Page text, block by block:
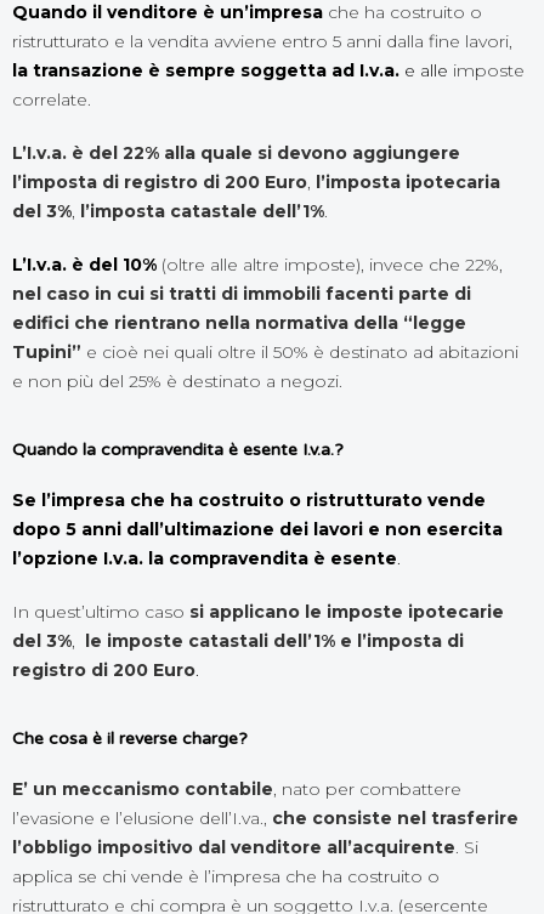
Quando il venditore è un’impresa che ha costruito o
ristrutturato e la vendita avviene entro 5 anni dalla fine lavori,
la transazione è sempre soggetta ad I.v.a. e alle imposte
correlate.
L’I.v.a. è del 22% alla quale si devono aggiungere
l’imposta di registro di 200 Euro, l’imposta ipotecaria
del 3%, l’imposta catastale dell’1%.
L’I.v.a. è del 10% (oltre alle altre imposte), invece che 22%,
nel caso in cui si tratti di immobili facenti parte di
edifici che rientrano nella normativa della “legge
Tupini” e cioè nei quali oltre il 50% è destinato ad abitazioni
e non più del 25% è destinato a negozi.
Quando la compravendita è esente I.v.a.?
Se l’impresa che ha costruito o ristrutturato vende
dopo 5 anni dall’ultimazione dei lavori e non esercita
l’opzione I.v.a. la compravendita è esente.
In quest’ultimo caso si applicano le imposte ipotecarie
del 3%, le imposte catastali dell’1% e l’imposta di
registro di 200 Euro.
Che cosa è il reverse charge?
E’ un meccanismo contabile, nato per combattere
l’evasione e l’elusione dell’I.va., che consiste nel trasferire
l’obbligo impositivo dal venditore all’acquirente. Si
applica se chi vende è l’impresa che ha costruito o
ristrutturato e chi compra è un soggetto I.v.a. (esercente